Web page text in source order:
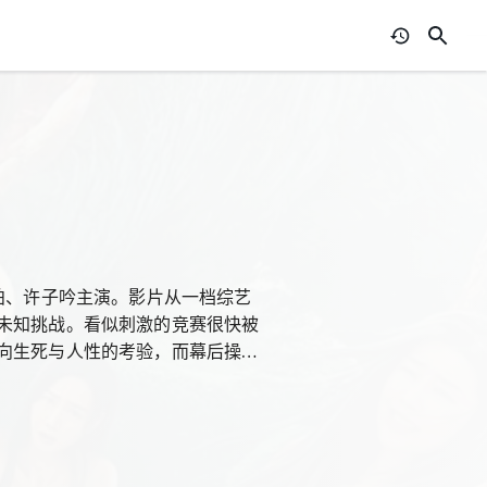
许子吟主演。影片从一档综艺
知挑战。看似刺激的竞赛很快被
生死与人性的考验，而幕后操纵